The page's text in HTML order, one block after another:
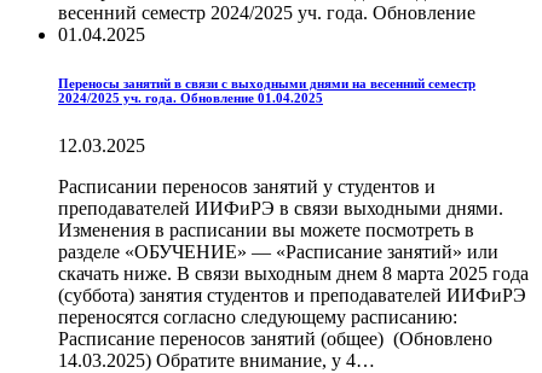
Переносы занятий в связи с выходными днями на весенний семестр
2024/2025 уч. года. Обновление 01.04.2025
12.03.2025
Расписании переносов занятий у студентов и
преподавателей ИИФиРЭ в связи выходными днями.
Изменения в расписании вы можете посмотреть в
разделе «ОБУЧЕНИЕ» — «Расписание занятий» или
скачать ниже. В связи выходным днем 8 марта 2025 года
(суббота) занятия студентов и преподавателей ИИФиРЭ
переносятся согласно следующему расписанию:
Расписание переносов занятий (общее) (Обновлено
14.03.2025) Обратите внимание, у 4…